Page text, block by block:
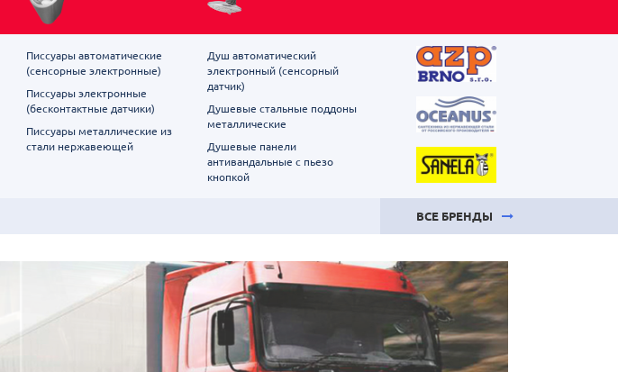
Писсуары автоматические
(сенсорные электронные)
Писсуары электронные
(бесконтактные датчики)
Писсуары металлические из
стали нержавеющей
Душ автоматический
электронный (сенсорный
датчик)
Душевые стальные поддоны
металлические
Душевые панели
антивандальные с пьезо
кнопкой
ВСЕ БРЕНДЫ